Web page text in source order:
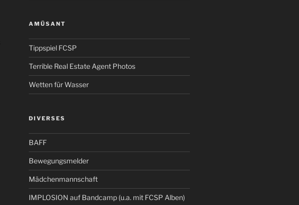
AMÜSANT
Tippspiel FCSP
Terrible Real Estate Agent Photos
Wetten für Wasser
DIVERSES
BAFF
Bewegungsmelder
Mädchenmannschaft
IMPLOSION auf Bandcamp (u.a. mit FCSP Alben)